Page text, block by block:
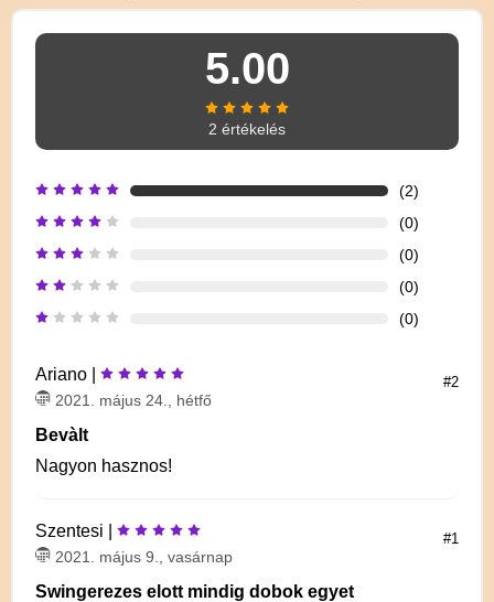
5.00
2 értékelés
(2)
(0)
(0)
(0)
(0)
#2
Ariano |
2021. május 24., hétfő
Bevàlt
Nagyon hasznos!
#1
Szentesi |
2021. május 9., vasárnap
Swingerezes elott mindig dobok egyet